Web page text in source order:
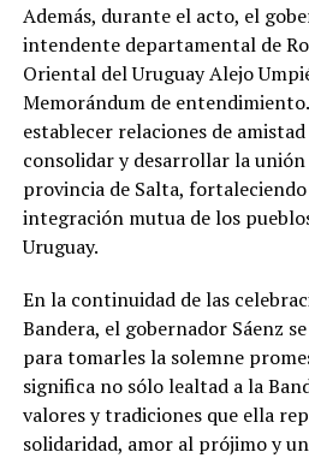
Además, durante el acto, el
intendente departamental de
Oriental del Uruguay Alejo
Memorándum de
establecer relaciones de
consolidar y desarrollar la
provincia de Salta,
integración mutua de los
Uruguay.
En la continuidad de las
Bandera, el gobernador Sáenz
para tomarles la solemne
significa no sólo lealtad a la
valores y tradiciones que ella
solidaridad, amor al prójimo y